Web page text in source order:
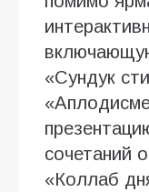
«Сундук
сочетаний
«Коллаб